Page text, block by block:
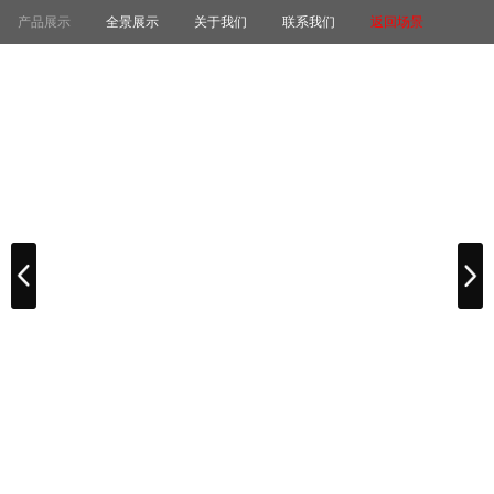
产品展示 全景展示 关于我们 联系我们 返回场景